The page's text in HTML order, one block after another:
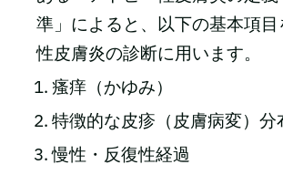
準」によると、以下の基本項
性皮膚炎の診断に用います。
瘙痒（かゆみ）
特徴的な皮疹（皮膚病変）分
慢性・反復性経過